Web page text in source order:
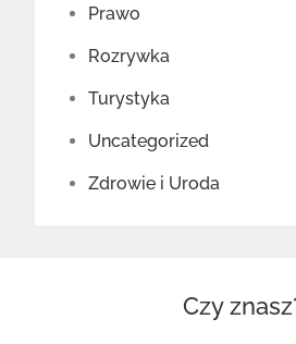
Prawo
Rozrywka
Turystyka
Uncategorized
Zdrowie i Uroda
Czy